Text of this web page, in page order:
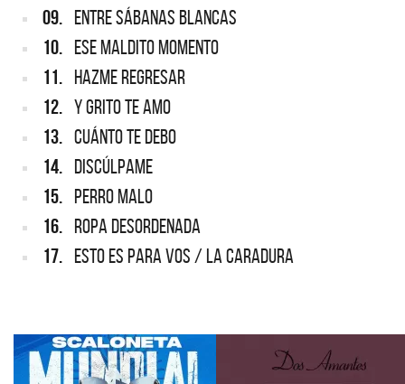
09. ENTRE SÁBANAS BLANCAS
10. ESE MALDITO MOMENTO
11. HAZME REGRESAR
12. Y GRITO TE AMO
13. CUÁNTO TE DEBO
14. DISCÚLPAME
15. PERRO MALO
16. ROPA DESORDENADA
17. ESTO ES PARA VOS / LA CARADURA